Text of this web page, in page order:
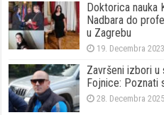
Doktorica nauka
Nadbara do
u Zagrebu
19. Decembra
Završeni izbori
Fojnice: Poznati
28. Decembra